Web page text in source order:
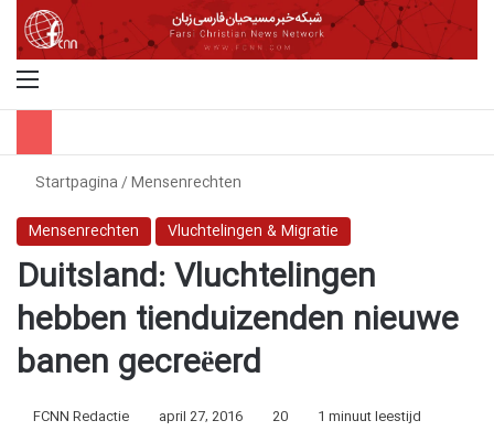
Startpagina/Mensenrechten
Mensenrechten
Vluchtelingen & Migratie
Duitsland: Vluchtelingen
hebben tienduizenden nieuwe
banen gecreëerd
FCNN Redactie april 27, 2016 20 1 minuut leestijd